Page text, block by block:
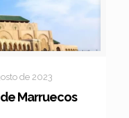
de 2023
Marruecos